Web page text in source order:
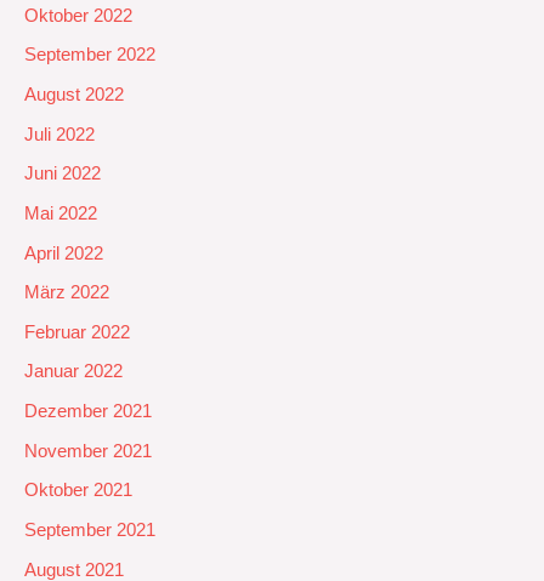
Oktober 2022
September 2022
August 2022
Juli 2022
Juni 2022
Mai 2022
April 2022
März 2022
Februar 2022
Januar 2022
Dezember 2021
November 2021
Oktober 2021
September 2021
August 2021